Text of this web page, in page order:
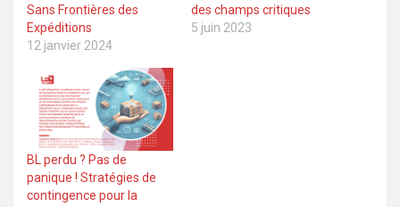
Sans Frontières des
Expéditions
12 janvier 2024
des champs critiques
5 juin 2023
BL perdu ? Pas de
panique ! Stratégies de
contingence pour la